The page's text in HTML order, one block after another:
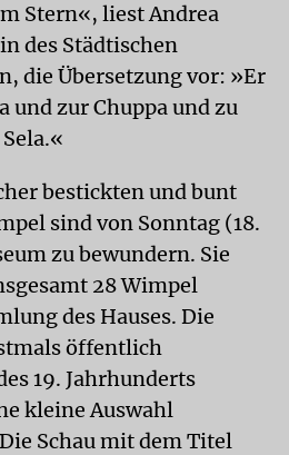
Stern«, liest Andrea
des Städtischen
die Übersetzung vor: »Er
und zur Chuppa und zu
bestickten und bunt
sind von Sonntag (18.
zu bewundern. Sie
28 Wimpel
des Hauses. Die
öffentlich
19. Jahrhunderts
kleine Auswahl
Schau mit dem Titel